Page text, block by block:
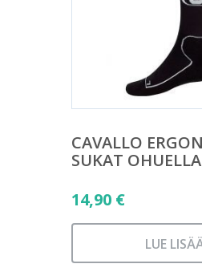
CAVALLO
SUKAT
14,90 €
LUE